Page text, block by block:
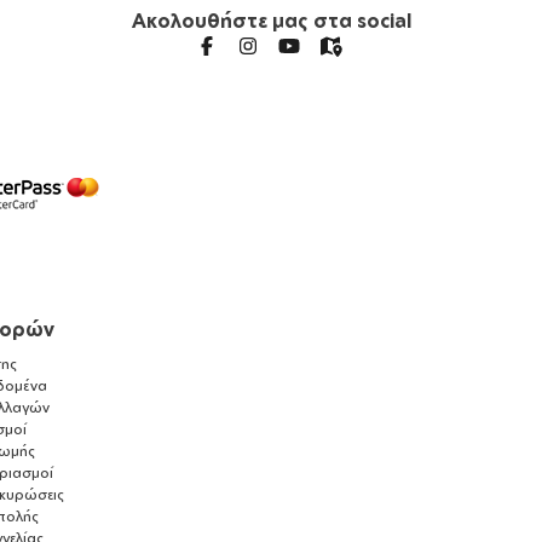
Ακολουθήστε μας στα social